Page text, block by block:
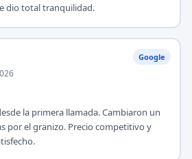
dio total tranquilidad.
Google
la primera llamada. Cambiaron un
por el granizo. Precio competitivo y